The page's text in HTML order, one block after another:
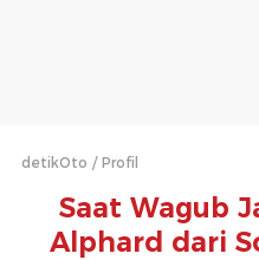
detikOto Profil
Saat Wagub
Alphard dari